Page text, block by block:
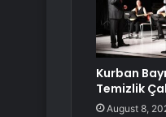
Kurban
Temizlik
August 8,